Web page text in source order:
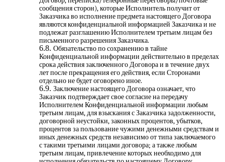
сообщения сторон), которые Исполнитель получит от
Заказчика во исполнение предмета настоящего Договора
являются конфиденциальной информацией Заказчика и не
подлежат разглашению Исполнителем третьим лицам без
письменного разрешения Заказчика.
Обязательство по сохранению в тайне
Конфиденциальной информации действительно в пределах
срока действия заключенного Договора и в течение двух
лет после прекращения его действия, если Сторонами
отдельно не будет оговорено иное.
Заключение настоящего Договора означает, что
Заказчик подтверждает свое согласие на передачу
Исполнителем Конфиденциальной информации любым
третьим лицам, для взыскания с Заказчика задолженности,
договорной неустойки, законных процентов, убытков,
процентов за пользование чужими денежными средствам и
иных денежных средств независимо от типа заключаемого
с такими третьими лицами договора; а также любым
третьим лицам, привлечение которых необходимо для